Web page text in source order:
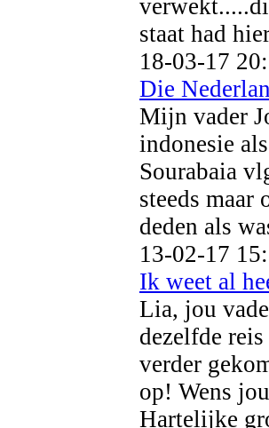
staat had
18-03-17
Die
Mijn vader
indonesie
Sourabaia
steeds maar
deden als
13-02-17
Ik weet al
Lia, jou
dezelfde
verder
op! Wens
Hartelijke